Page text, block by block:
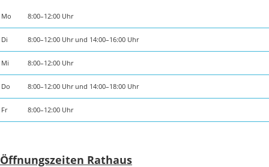
Mo 8:00–12:00 Uhr
Di 8:00–12:00 Uhr und 14:00–16:00 Uhr
Mi 8:00–12:00 Uhr
Do 8:00–12:00 Uhr und 14:00–18:00 Uhr
Fr 8:00–12:00 Uhr
Öffnungszeiten Rathaus